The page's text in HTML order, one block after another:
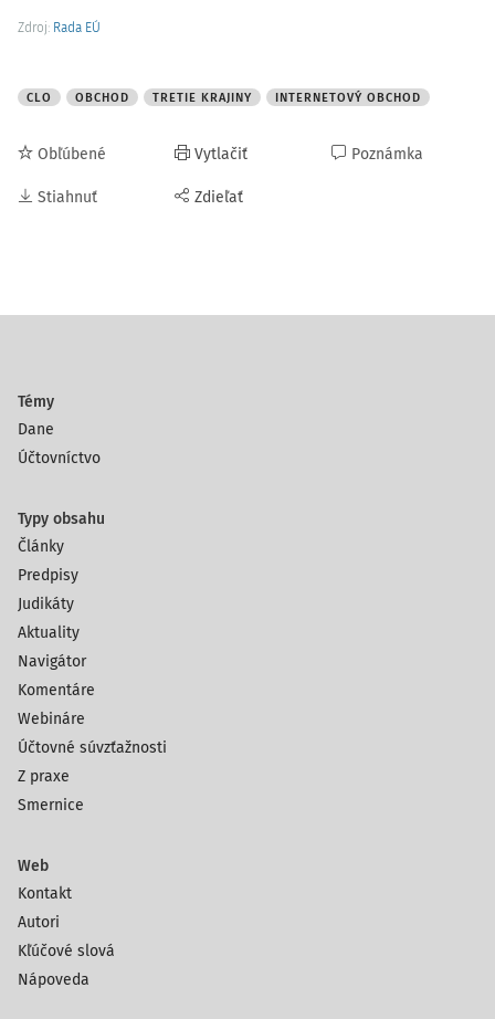
Zdroj: Rada EÚ
CLO OBCHOD TRETIE KRAJINY INTERNETOVÝ OBCHOD
Obľúbené
Stiahnuť
Vytlačiť
Zdieľať
Poznámka
Témy
Dane
Účtovníctvo
Typy obsahu
Články
Predpisy
Judikáty
Aktuality
Navigátor
Komentáre
Webináre
Účtovné súvzťažnosti
Z praxe
Smernice
Web
Kontakt
Autori
Kľúčové slová
Nápoveda